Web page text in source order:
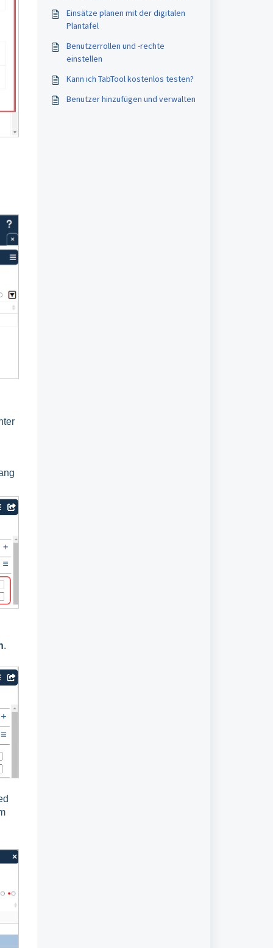
.
Einsätze planen mit der digitalen
Plantafel
Benutzerrollen und -rechte
einstellen
Kann ich TabTool kostenlos testen?
Benutzer hinzufügen und verwalten